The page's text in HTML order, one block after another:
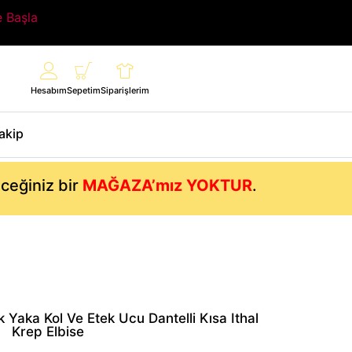
Başla
HesabımSepetimSiparişlerim
bir MAĞAZA’mız YOKTUR.
Yaka Kol Ve Etek Ucu Dantelli Kısa Ithal
Krep Elbise